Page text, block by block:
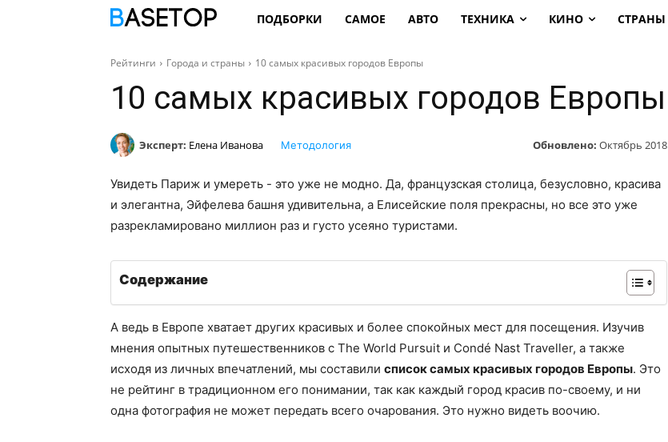
ПОДБОРКИ САМОЕ АВТО ТЕХНИКА КИНО СТРАНЫ
Рейтинги Города и страны 10 самых красивых городов Европы
10 самых красивых городов Европы
Эксперт: Елена Иванова Обновлено: Октябрь 2018
Методология
Увидеть Париж и умереть - это уже не модно. Да, французская столица, безусловно, красива
и элегантна, Эйфелева башня удивительна, а Елисейские поля прекрасны, но все это уже
разрекламировано миллион раз и густо усеяно туристами.
Содержание
А ведь в Европе хватает других красивых и более спокойных мест для посещения. Изучив
мнения опытных путешественников с The World Pursuit и Condé Nast Traveller, а также
исходя из личных впечатлений, мы составили список самых красивых городов Европы. Это
не рейтинг в традиционном его понимании, так как каждый город красив по-своему, и ни
одна фотография не может передать всего очарования. Это нужно видеть воочию.